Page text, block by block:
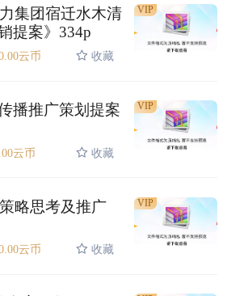
集团宿迁水木清
提案》334p
云币 收藏
VIP
播推广策划提案
云币 收藏
VIP
略思考及推广
云币 收藏
VIP